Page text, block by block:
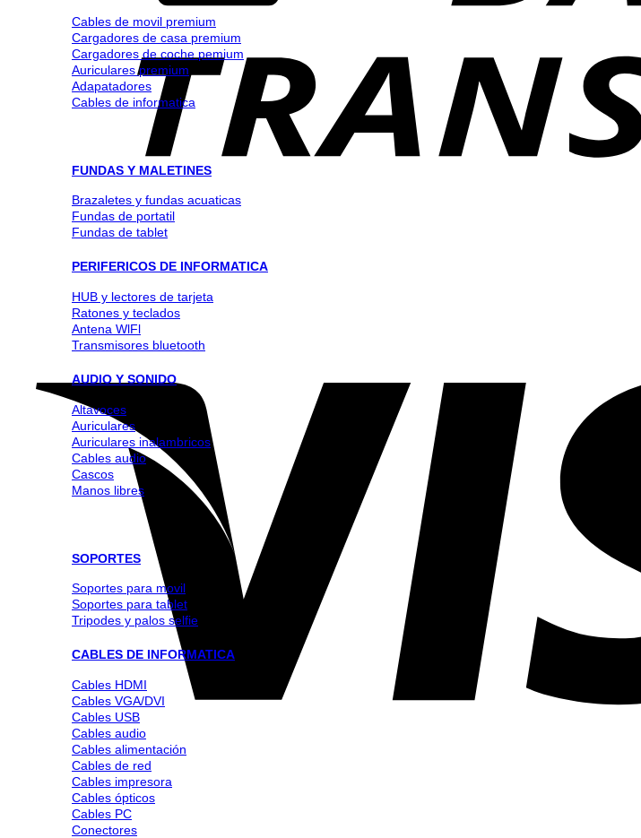
Cables de movil premium
Cargadores de casa premium
Cargadores de coche pemium
Auriculares premium
Adapatadores
Cables de informatica
FUNDAS Y MALETINES
Brazaletes y fundas acuaticas
Fundas de portatil
Fundas de tablet
PERIFERICOS DE INFORMATICA
HUB y lectores de tarjeta
Ratones y teclados
Antena WlFl
Transmisores bluetooth
AUDIO Y SONIDO
Altavoces
Auriculares
Auriculares inalambricos
Cables audio
Cascos
Manos libres
SOPORTES
Soportes para movil
Soportes para tablet
Tripodes y palos selfie
CABLES DE INFORMATICA
Cables HDMI
Cables VGA/DVI
Cables USB
Cables audio
Cables alimentación
Cables de red
Cables impresora
Cables ópticos
Cables PC
Conectores